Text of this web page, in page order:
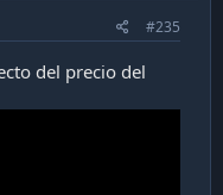
#235
del precio del